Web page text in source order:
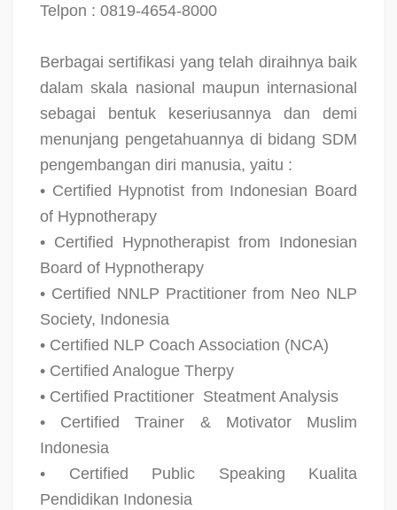
Telpon : 0819-4654-8000
Berbagai sertifikasi yang telah diraihnya baik
dalam skala nasional maupun internasional
sebagai bentuk keseriusannya dan demi
menunjang pengetahuannya di bidang SDM
pengembangan diri manusia, yaitu :
• Certified Hypnotist from Indonesian Board
of Hypnotherapy
• Certified Hypnotherapist from Indonesian
Board of Hypnotherapy
• Certified NNLP Practitioner from Neo NLP
Society, Indonesia
• Certified NLP Coach Association (NCA)
• Certified Analogue Therpy
• Certified Practitioner Steatment Analysis
• Certified Trainer & Motivator Muslim
Indonesia
• Certified Public Speaking Kualita
Pendidikan Indonesia